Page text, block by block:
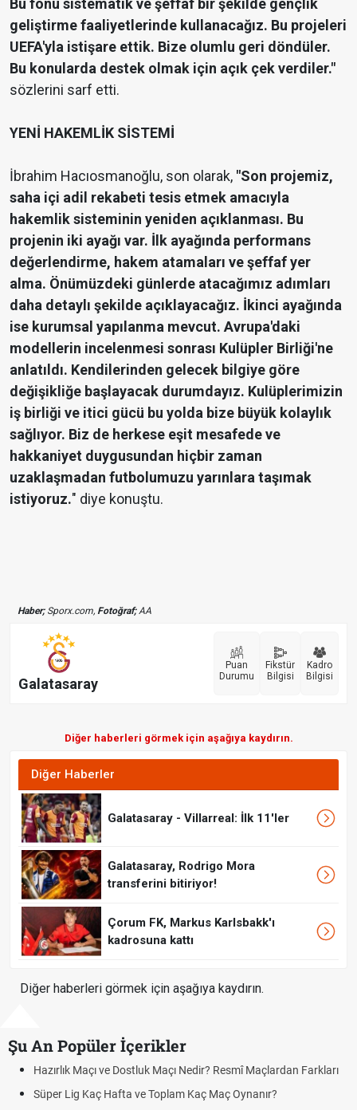
Bu fonu sistematik ve şeffaf bir şekilde gençlik
geliştirme faaliyetlerinde kullanacağız. Bu projeleri
UEFA'yla istişare ettik. Bize olumlu geri döndüler.
Bu konularda destek olmak için açık çek verdiler."
sözlerini sarf etti.
YENİ HAKEMLİK SİSTEMİ
İbrahim Hacıosmanoğlu, son olarak, "Son projemiz,
saha içi adil rekabeti tesis etmek amacıyla
hakemlik sisteminin yeniden açıklanması. Bu
projenin iki ayağı var. İlk ayağında performans
değerlendirme, hakem atamaları ve şeffaf yer
alma. Önümüzdeki günlerde atacağımız adımları
daha detaylı şekilde açıklayacağız. İkinci ayağında
ise kurumsal yapılanma mevcut. Avrupa'daki
modellerin incelenmesi sonrası Kulüpler Birliği'ne
anlatıldı. Kendilerinden gelecek bilgiye göre
değişikliğe başlayacak durumdayız. Kulüplerimizin
iş birliği ve itici gücü bu yolda bize büyük kolaylık
sağlıyor. Biz de herkese eşit mesafede ve
hakkaniyet duygusundan hiçbir zaman
uzaklaşmadan futbolumuzu yarınlara taşımak
istiyoruz." diye konuştu.
Haber;Sporx.com, Fotoğraf;AA
Galatasaray
Puan
Durumu
Fikstür
Bilgisi
Kadro
Bilgisi
Diğer haberleri görmek için aşağıya kaydırın.
Diğer Haberler
Galatasaray - Villarreal: İlk 11'ler
Galatasaray, Rodrigo Mora
transferini bitiriyor!
Çorum FK, Markus Karlsbakk'ı
kadrosuna kattı
Diğer haberleri görmek için aşağıya kaydırın.
Şu An Popüler İçerikler
Maçı ve Dostluk Maçı Nedir? Resmî Maçlardan Farkları
Lig Kaç Hafta ve Toplam Kaç Maç Oynanır?